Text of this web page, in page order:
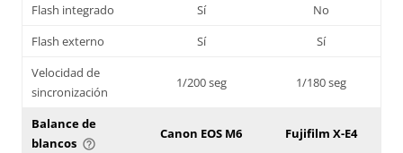
Flash integrado
Sí
No
Flash externo
Sí
Sí
Velocidad de
sincronización
1/200 seg 1/180 seg
Balance de
blancos help_outline
Canon EOS M6 Fujifilm X-E4